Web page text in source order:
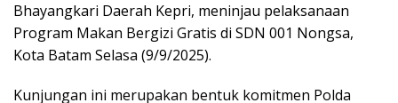
Bhayangkari Daerah Kepri, meninjau pelaksanaan
Program Makan Bergizi Gratis di SDN 001 Nongsa,
Kota Batam Selasa (9/9/2025).
Kunjungan ini merupakan bentuk komitmen Polda